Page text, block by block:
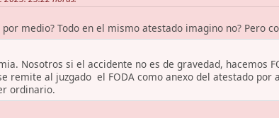
medio? Todo en el mismo atestado imagino no? Pero
Nosotros si el accidente no es de gravedad, hacemos
remite al juzgado el FODA como anexo del atestado por
ordinario.